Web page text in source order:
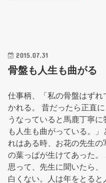
2015.07.31
骨盤も人生も曲がる
仕事柄、「私の骨盤はず
かれる。 昔だったら正直
うなっていると馬鹿丁寧
も人生も曲がっている。
れはある時、お花の先生
の葉っぱが生けてあった。
思って、先生に聞いたら
白くない。人は年をとる